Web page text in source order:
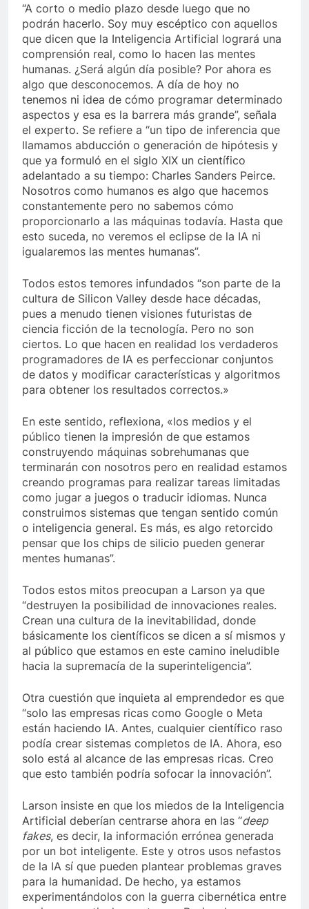
“A corto o medio plazo desde luego que no
podrán hacerlo. Soy muy escéptico con aquellos
que dicen que la Inteligencia Artificial logrará una
comprensión real, como lo hacen las mentes
humanas. ¿Será algún día posible? Por ahora es
algo que desconocemos. A día de hoy no
tenemos ni idea de cómo programar determinado
aspectos y esa es la barrera más grande”, señala
el experto. Se refiere a “un tipo de inferencia que
llamamos abducción o generación de hipótesis y
que ya formuló en el siglo XIX un científico
adelantado a su tiempo: Charles Sanders Peirce.
Nosotros como humanos es algo que hacemos
constantemente pero no sabemos cómo
proporcionarlo a las máquinas todavía. Hasta que
esto suceda, no veremos el eclipse de la IA ni
igualaremos las mentes humanas”.
Todos estos temores infundados “son parte de la
cultura de Silicon Valley desde hace décadas,
pues a menudo tienen visiones futuristas de
ciencia ficción de la tecnología. Pero no son
ciertos. Lo que hacen en realidad los verdaderos
programadores de IA es perfeccionar conjuntos
de datos y modificar características y algoritmos
para obtener los resultados correctos.»
En este sentido, reflexiona, «los medios y el
público tienen la impresión de que estamos
construyendo máquinas sobrehumanas que
terminarán con nosotros pero en realidad estamos
creando programas para realizar tareas limitadas
como jugar a juegos o traducir idiomas. Nunca
construimos sistemas que tengan sentido común
o inteligencia general. Es más, es algo retorcido
pensar que los chips de silicio pueden generar
mentes humanas”.
Todos estos mitos preocupan a Larson ya que
“destruyen la posibilidad de innovaciones reales.
Crean una cultura de la inevitabilidad, donde
básicamente los científicos se dicen a sí mismos y
al público que estamos en este camino ineludible
hacia la supremacía de la superinteligencia”.
Otra cuestión que inquieta al emprendedor es que
“solo las empresas ricas como Google o Meta
están haciendo IA. Antes, cualquier científico raso
podía crear sistemas completos de IA. Ahora, eso
solo está al alcance de las empresas ricas. Creo
que esto también podría sofocar la innovación”.
Larson insiste en que los miedos de la Inteligencia
Artificial deberían centrarse ahora en las “deep
fakes, es decir, la información errónea generada
por un bot inteligente. Este y otros usos nefastos
de la IA sí que pueden plantear problemas graves
para la humanidad. De hecho, ya estamos
experimentándolos con la guerra cibernética entre